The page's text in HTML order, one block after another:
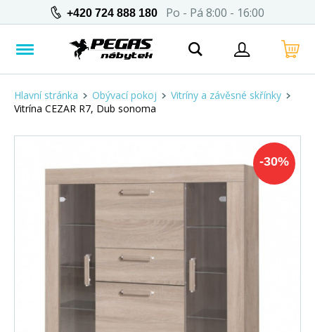
+420 724 888 180 Po - Pá 8:00 - 16:00
Hlavní stránka Obývací pokoj
Vitríny a závěsné skřínky
Vitrína CEZAR R7, Dub sonoma
-30%